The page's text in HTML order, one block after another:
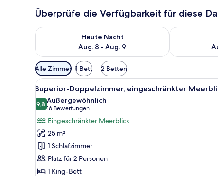
Überprüfe die Verfügbarkeit für diese
Heute Nacht
Aug. 8 - Aug. 9
Überprüfe die Verfügbarkeit für heute Nacht, Aug. 8
Überprüfe
Verfügbare
Filter
für
Zimmer
Alle Zimmer 1 Bett 2 Betten
Alle
Fotos
für
Superior-
Doppelzimmer,
eingeschränkter
Meerblick
anzeigen
Ein Hotelzimmer mit einem
7
Superior-Doppelzimmer, eingeschränkter
9,89,8 von 10
Außergewöhnlich
16 Bewertungen
(16
Bewertungen)
Eingeschränkter Meerblick
25 m²
1 Schlafzimmer
Platz für 2 Personen
1 King-Bett